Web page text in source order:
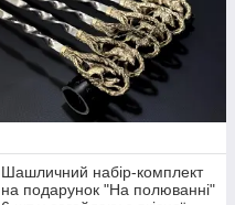
Шашличний набір-комплект
на подарунок "На полюванні"